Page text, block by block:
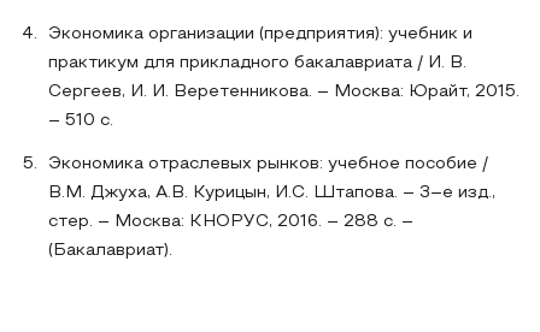
Экономика организации (предприятия): учебник и
практикум для прикладного бакалавриата / И. В.
Сергеев, И. И. Веретенникова. – Москва: Юрайт, 2015.
– 510 с.
Экономика отраслевых рынков: учебное пособие /
В.М. Джуха, А.В. Курицын, И.С. Штапова. – 3–е изд.,
стер. – Москва: КНОРУС, 2016. – 288 с. –
(Бакалавриат).